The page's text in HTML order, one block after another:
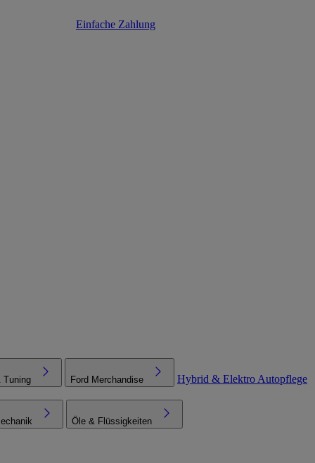
Einfache Zahlung
Tuning Ford Merchandise Hybrid & Elektro Autopflege
Öle & Flüssigkeiten